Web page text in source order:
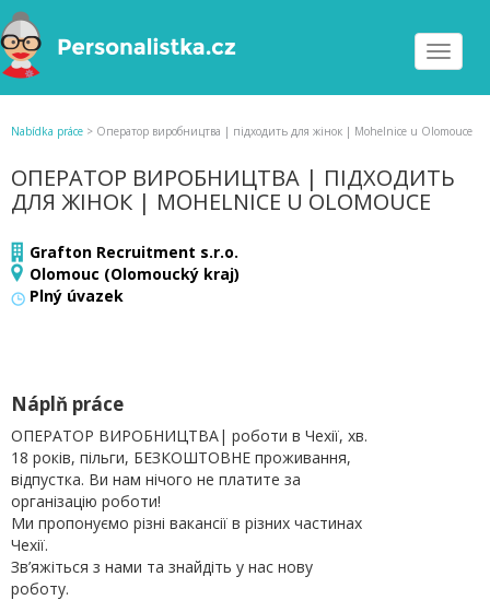
Toggle
Nabídka práce > Оператор виробництва | підходить для жінок | Mohelnice u Olomouce
ОПЕРАТОР ВИРОБНИЦТВА | ПІДХОДИТЬ
ДЛЯ ЖІНОК | MOHELNICE U OLOMOUCE
Grafton Recruitment s.r.o.
Olomouc (Olomoucký kraj)
Plný úvazek
Náplň práce
ОПЕРАТОР ВИРОБНИЦТВА| роботи в Чехії, хв.
18 років, пільги, БЕЗКОШТОВНЕ проживання,
відпустка. Ви нам нічого не платите за
організацію роботи!
Ми пропонуємо різні вакансії в різних частинах
Чехії.
Зв’яжіться з нами та знайдіть у нас нову
роботу.